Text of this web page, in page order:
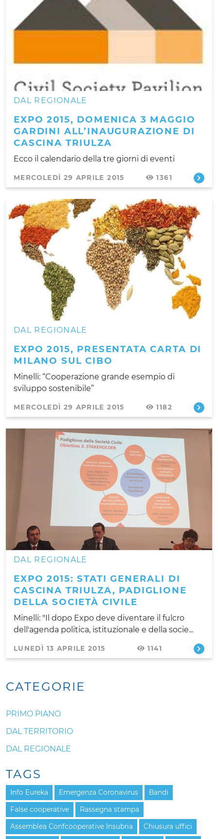
DAL REGIONALE
EXPO 2015, DOMENICA 3 MAGGIO
GARDINI ALL’INAUGURAZIONE DI
CASCINA TRIULZA
Ecco il calendario della tre giorni di eventi
MERCOLEDÌ 29 APRILE 2015 1361
DAL REGIONALE
EXPO 2015, PRESENTATA CARTA DI
MILANO SUL CIBO
Minelli: “Cooperazione grande esempio di
sviluppo sostenibile”
MERCOLEDÌ 29 APRILE 2015 1182
DAL REGIONALE
EXPO 2015: STATI GENERALI DI
CASCINA TRIULZA, PADIGLIONE
DELLA SOCIETÀ CIVILE
Minelli: "Il dopo Expo deve diventare il fulcro
dell'agenda politica, istituzionale e della socie...
LUNEDÌ 13 APRILE 2015 1141
CATEGORIE
PRIMO PIANO
DAL TERRITORIO
DAL REGIONALE
TAGS
Info Eureka Emergenza Coronavirus Bandi
False cooperative Rassegna stampa
Assemblea Confcooperative Insubria Chiusura uffici